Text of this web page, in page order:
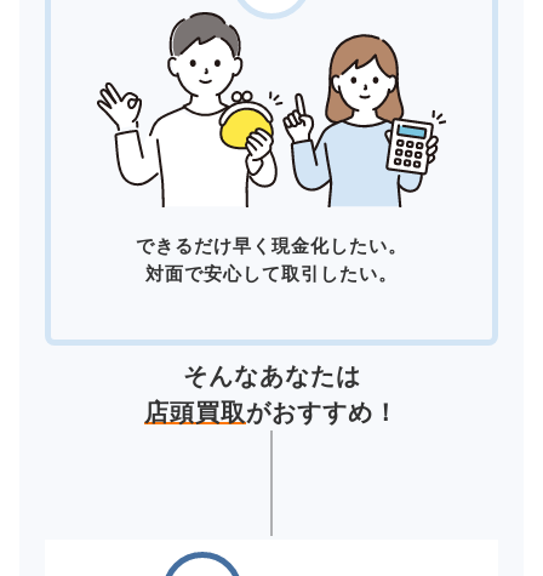
できるだけ早く現金化したい。
対面で安心して取引したい。
そんなあなたは
店頭買取がおすすめ！